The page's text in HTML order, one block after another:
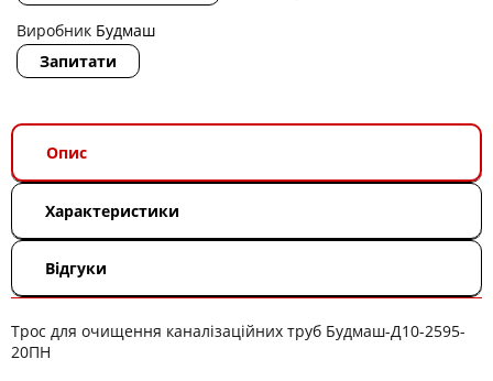
Виробник Будмаш
Запитати
Опис
Характеристики
Відгуки
Трос для очищення каналізаційних труб Будмаш-Д10-2595-
20ПН